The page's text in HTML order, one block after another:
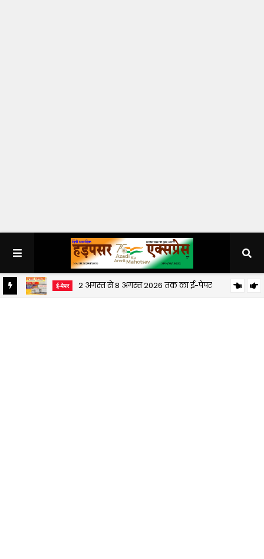
ई-पेपर 2 अगस्त से 8 अगस्त 2026 तक का ई-पेपर